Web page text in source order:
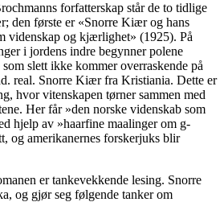
forfatterskap står de to tidlige
den første er «Snorre Kiær og hans
videnskap og kjærlighet» (1925). På
i jordens indre begynner polene
slett ikke kommer overraskende på
real. Snorre Kiær fra Kristiania. Dette er
hvor vitenskapen tørner sammen med
Her får »den norske videnskab som
hjelp av »haarfine maalinger om g-
og amerikanernes forskerjuks blir
er tankevekkende lesing. Snorre
og gjør seg følgende tanker om